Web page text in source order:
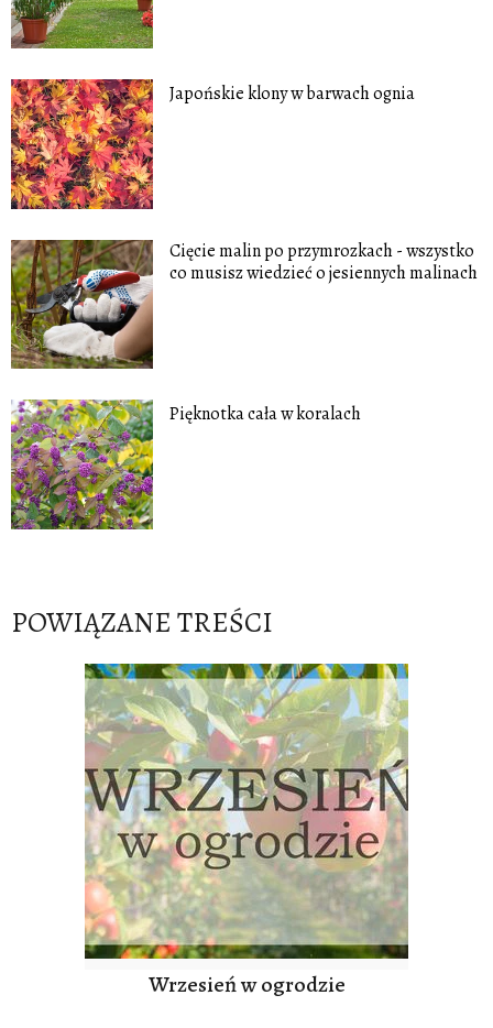
Japońskie klony w barwach ognia
Cięcie malin po przymrozkach - wszystko
co musisz wiedzieć o jesiennych malinach
Pięknotka cała w koralach
POWIĄZANE TREŚCI
Wrzesień w ogrodzie